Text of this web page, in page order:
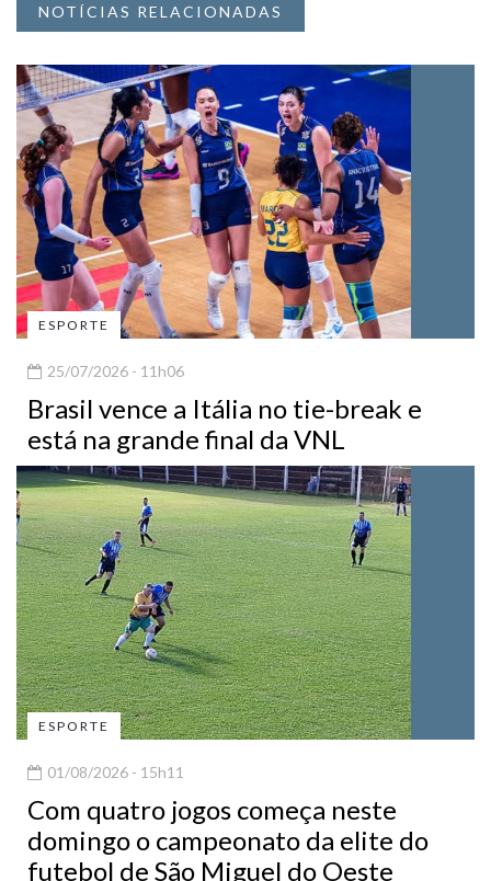
NOTÍCIAS RELACIONADAS
ESPORTE
25/07/2026 - 11h06
Brasil vence a Itália no tie-break e
está na grande final da VNL
ESPORTE
01/08/2026 - 15h11
Com quatro jogos começa neste
domingo o campeonato da elite do
futebol de São Miguel do Oeste